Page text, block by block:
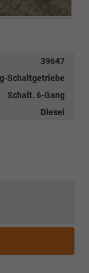
39647
Schaltgetriebe
Schalt. 6-Gang
Diesel